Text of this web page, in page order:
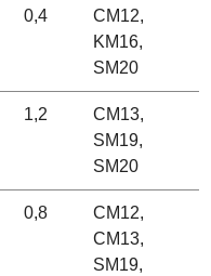
0,4
CM12,
KM16,
SM20
1,2
CM13,
SM19,
SM20
0,8
CM12,
CM13,
SM19,